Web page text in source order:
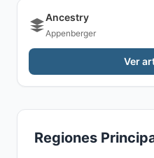
Ancestry
Appenberger
Ver
Regiones